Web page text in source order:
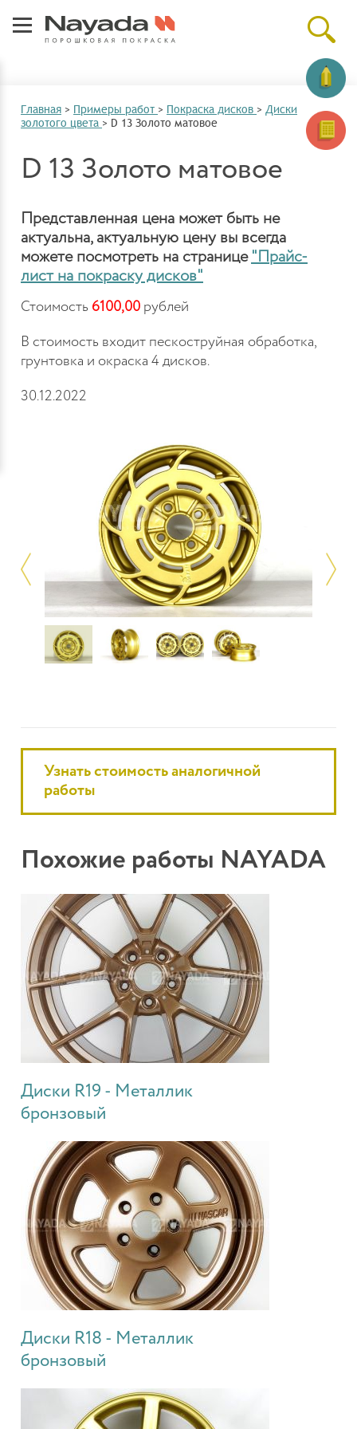
Главная > Примеры работ > Покраска дисков > Диски
золотого цвета > D 13 Золото матовое
D 13 Золото матовое
Представленная цена может быть не
актуальна, актуальную цену вы всегда
можете посмотреть на странице "Прайс-
лист на покраску дисков"
Стоимость 6100,00 рублей
В стоимость входит пескоструйная обработка,
грунтовка и окраска 4 дисков.
30.12.2022
Узнать стоимость аналогичной
работы
Похожие работы NAYADA
Диски R19 - Металлик
бронзовый
Диски R18 - Металлик
бронзовый